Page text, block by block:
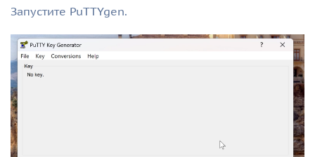
Запустите PuTTYgen.